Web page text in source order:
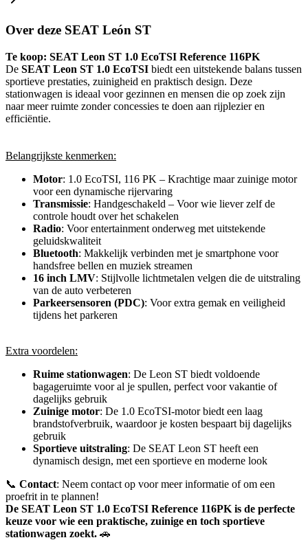
Over deze SEAT León ST
Te koop: SEAT Leon ST 1.0 EcoTSI Reference 116PK
De SEAT Leon ST 1.0 EcoTSI biedt een uitstekende balans tussen
sportieve prestaties, zuinigheid en praktisch design. Deze
stationwagen is ideaal voor gezinnen en mensen die op zoek zijn
naar meer ruimte zonder concessies te doen aan rijplezier en
efficiëntie.
Belangrijkste kenmerken:
Motor: 1.0 EcoTSI, 116 PK – Krachtige maar zuinige motor
voor een dynamische rijervaring
Transmissie: Handgeschakeld – Voor wie liever zelf de
controle houdt over het schakelen
Radio: Voor entertainment onderweg met uitstekende
geluidskwaliteit
Bluetooth: Makkelijk verbinden met je smartphone voor
handsfree bellen en muziek streamen
16 inch LMV: Stijlvolle lichtmetalen velgen die de uitstraling
van de auto verbeteren
Parkeersensoren (PDC): Voor extra gemak en veiligheid
tijdens het parkeren
Extra voordelen:
Ruime stationwagen: De Leon ST biedt voldoende
bagageruimte voor al je spullen, perfect voor vakantie of
dagelijks gebruik
Zuinige motor: De 1.0 EcoTSI-motor biedt een laag
brandstofverbruik, waardoor je kosten bespaart bij dagelijks
gebruik
Sportieve uitstraling: De SEAT Leon ST heeft een
dynamisch design, met een sportieve en moderne look
📞 Contact: Neem contact op voor meer informatie of om een
proefrit in te plannen!
De SEAT Leon ST 1.0 EcoTSI Reference 116PK is de perfecte
keuze voor wie een praktische, zuinige en toch sportieve
stationwagen zoekt. 🚗